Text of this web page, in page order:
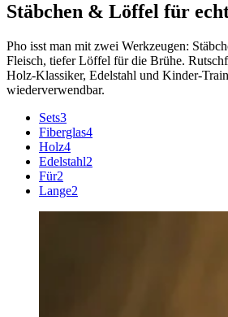
Stäbchen & Löffel für
Pho isst man mit zwei Werkzeugen:
Fleisch, tiefer Löffel für die Brühe.
Holz-Klassiker, Edelstahl und Kinder-
wiederverwendbar.
Sets3
Fiberglas4
Holz4
Edelstahl2
Für2
Lange2